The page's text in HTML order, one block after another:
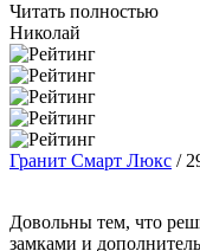
Читать полностью
Николай
Гранит Смарт Люкс /
Довольны тем, что
замками и